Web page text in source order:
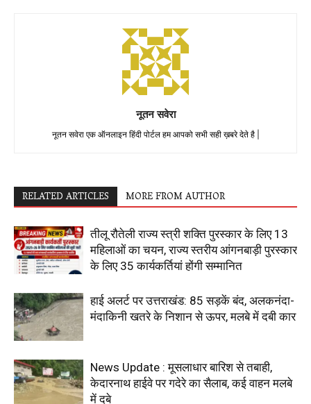
नूतन सवेरा
नूतन सवेरा एक ऑनलाइन हिंदी पोर्टल हम आपको सभी सही ख़बरे देते है |
RELATED ARTICLES MORE FROM AUTHOR
तीलू रौतेली राज्य स्त्री शक्ति पुरस्कार के लिए 13
महिलाओं का चयन, राज्य स्तरीय आंगनबाड़ी पुरस्कार
के लिए 35 कार्यकर्तियां होंगी सम्मानित
हाई अलर्ट पर उत्तराखंड: 85 सड़कें बंद, अलकनंदा-
मंदाकिनी खतरे के निशान से ऊपर, मलबे में दबी कार
News Update : मूसलाधार बारिश से तबाही,
केदारनाथ हाईवे पर गदेरे का सैलाब, कई वाहन मलबे
में दबे